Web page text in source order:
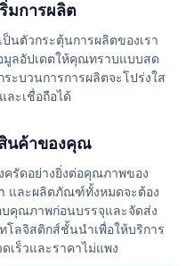
ริ่มการผลิต
นตัวกระตุ้นการผลิตของเรา
มูลอัปเดตให้คุณทราบแบบสด
ระบวนการการผลิตจะโปร่งใส
และเชื่อถือได้
นค้าของคุณ
ครัดอย่างยิ่งต่อคุณภาพของ
และผลิตภัณฑ์ทั้งหมดจะต้อง
บคุณภาพก่อนบรรจุและจัดส่ง
โลจิสติกส์ชั้นนำเพื่อให้บริการ
เร็วและราคาไม่แพง